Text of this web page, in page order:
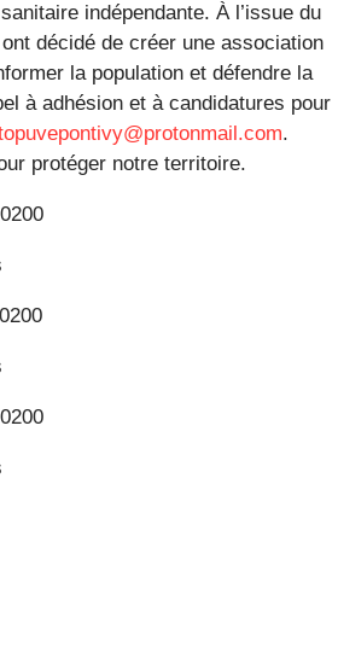
indépendante. À l’issue du
décidé de créer une association
la population et défendre la
à adhésion et à candidatures pour
.
protéger notre territoire.